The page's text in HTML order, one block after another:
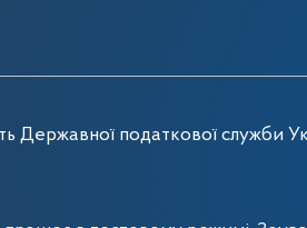
Державної податкової служби